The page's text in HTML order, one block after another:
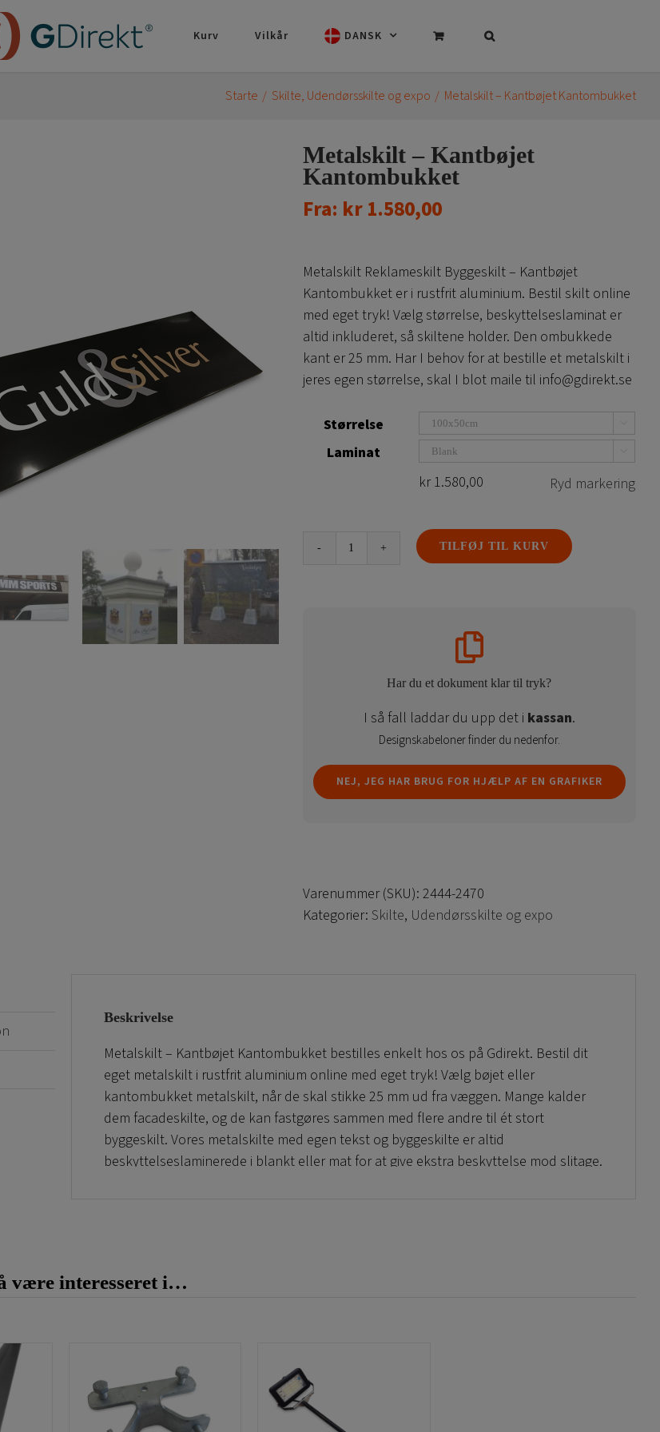
Kurv Vilkår DANSK
Starte Skilte Udendørsskilte og expo Metalskilt – Kantbøjet Kantombukket
Metalskilt – Kantbøjet
Kantombukket
Fra: kr1.580,00
Metalskilt Reklameskilt Byggeskilt – Kantbøjet
Kantombukket er i rustfrit aluminium. Bestil skilt online
med eget tryk! Vælg størrelse, beskyttelseslaminat er
altid inkluderet, så skiltene holder. Den ombukkede
kant er 25 mm. Har I behov for at bestille et metalskilt i
jeres egen størrelse, skal I blot maile til info@gdirekt.se
Størrelse
Laminat
kr1.580,00 Ryd markering
Metalskilt
TILFØJ TIL KURV
Har du et dokument klar til tryk?
I så fall laddar du upp det i kassan.
Designskabeloner finder du nedenfor.
NEJ, JEG HAR BRUG FOR HJÆLP AF EN GRAFIKER
Varenummer (SKU): 2444-2470
Kategorier: Skilte, Udendørsskilte og expo
Beskrivelse
Metalskilt – Kantbøjet Kantombukket bestilles enkelt hos os på Gdirekt. Bestil dit
eget metalskilt i rustfrit aluminium online med eget tryk! Vælg bøjet eller
kantombukket metalskilt, når de skal stikke 25 mm ud fra væggen. Mange kalder
dem facadeskilte, og de kan fastgøres sammen med flere andre til ét stort
byggeskilt. Vores metalskilte med egen tekst og byggeskilte er altid
beskyttelseslaminerede i blankt eller mat for at give ekstra beskyttelse mod slitage.
Se størrelserne på vores kantombukkede metalskilte her:
Metalskilt 100 x 50 cm
være interesseret i…